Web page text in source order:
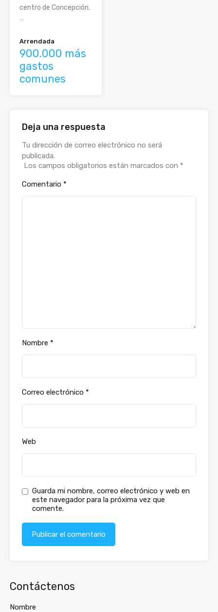
centro de Concepción.
…
Arrendada
900.000 más
gastos
comunes
Deja una respuesta
Tu dirección de correo electrónico no será
publicada.
Los campos obligatorios están marcados con *
Comentario *
Nombre *
Correo electrónico *
Web
Guarda mi nombre, correo electrónico y web en
este navegador para la próxima vez que
comente.
Alternative:
Contáctenos
Nombre